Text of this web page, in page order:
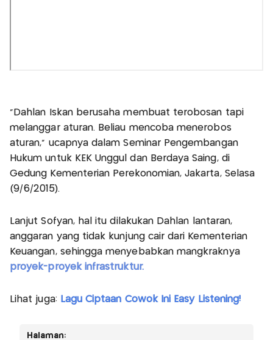
"Dahlan Iskan berusaha membuat terobosan tapi
melanggar aturan. Beliau mencoba menerobos
aturan," ucapnya dalam Seminar Pengembangan
Hukum untuk KEK Unggul dan Berdaya Saing, di
Gedung Kementerian Perekonomian, Jakarta, Selasa
(9/6/2015).
Lanjut Sofyan, hal itu dilakukan Dahlan lantaran,
anggaran yang tidak kunjung cair dari Kementerian
Keuangan, sehingga menyebabkan mangkraknya
proyek-proyek infrastruktur.
Lihat juga: Lagu Ciptaan Cowok Ini Easy Listening!
Halaman: